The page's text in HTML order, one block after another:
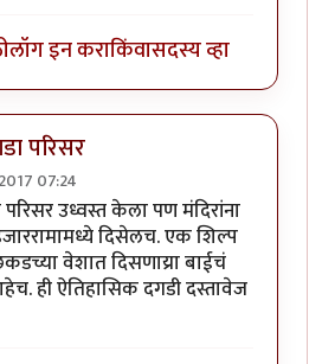
लॉग इन कराकिंवासदस्य व्हा
परिसर
07:24
परिसर उध्वस्त केला पण मंदिरांना
दिसेलच. एक शिल्प
वेशात दिसणाय्रा बाईचं
ही ऐतिहासिक दगडी दस्तावेज